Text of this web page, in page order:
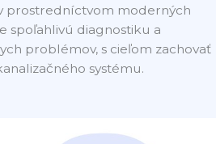
prostredníctvom moderných
spoľahlivú diagnostiku a
problémov, s cieľom zachovať
systému.